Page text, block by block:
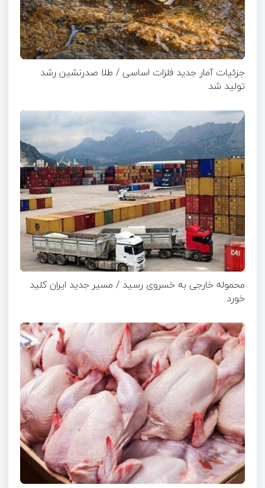
جزئیات آمار جدید فلزات اساسی / طلا صدرنشین رشد
تولید شد
محموله خارجی به خسروی رسید / مسیر جدید ایران کلید
خورد